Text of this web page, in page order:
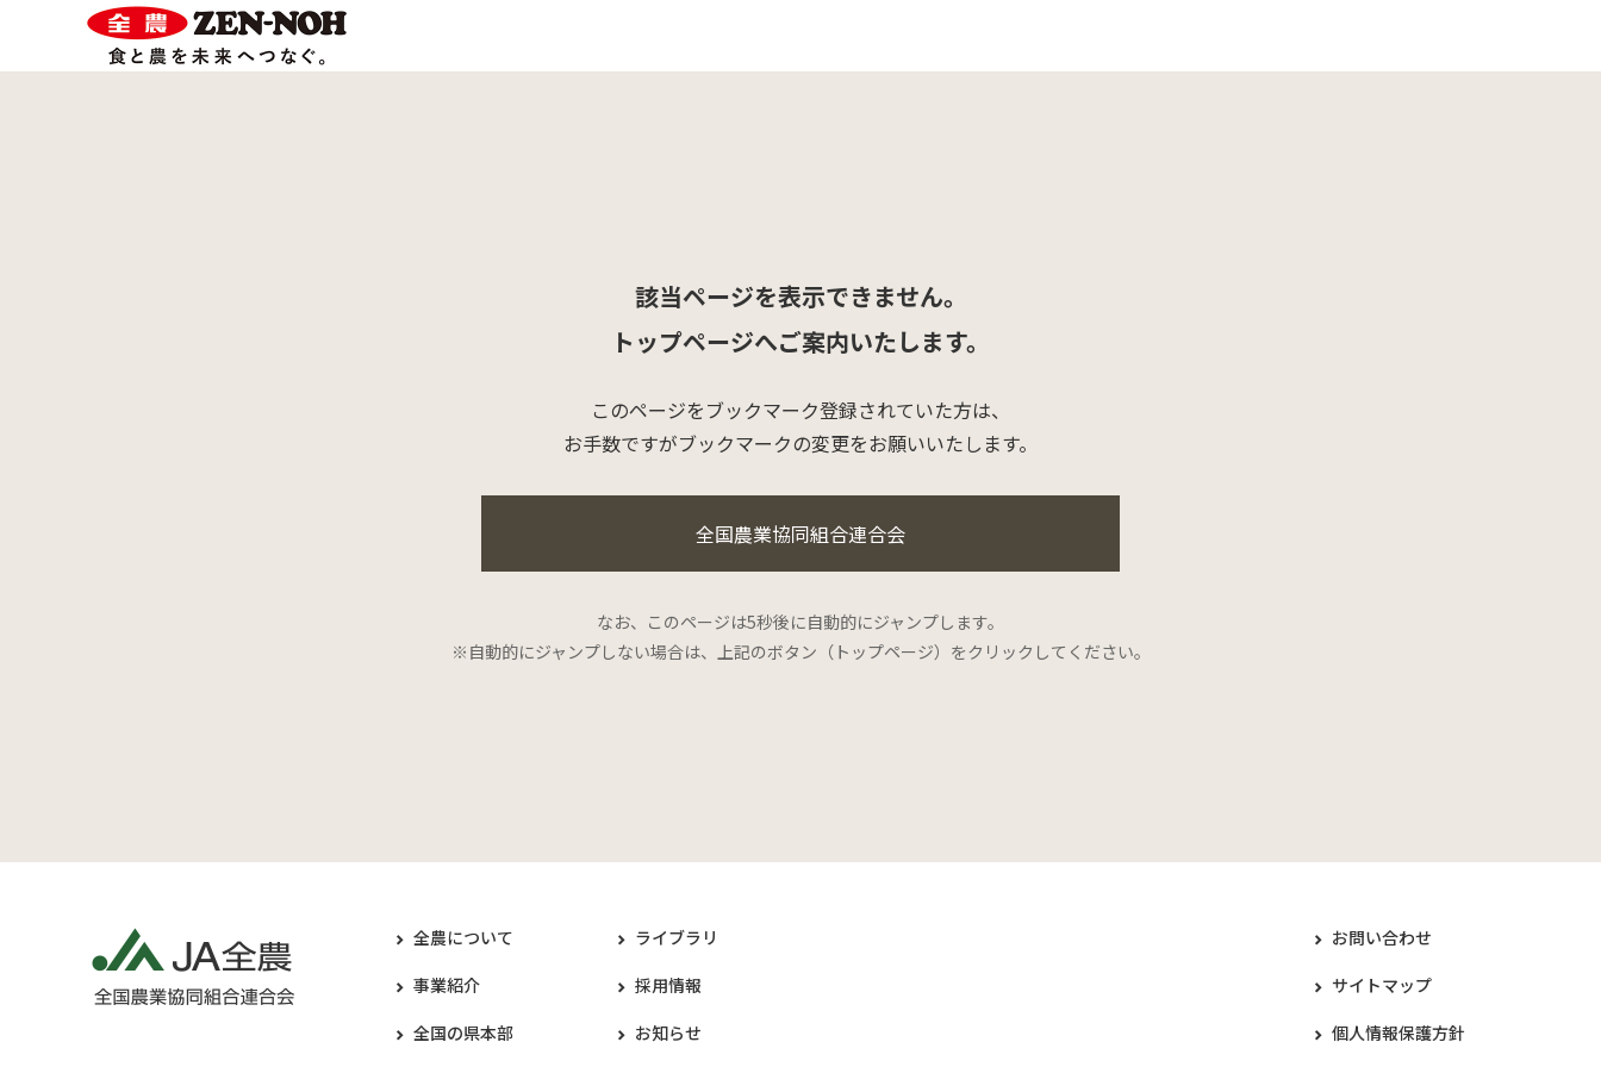
該当ページを表示できません。
トップページへご案内いたします。
このページをブックマーク登録されていた方は、
お手数ですがブックマークの変更をお願いいたします。
全国農業協同組合連合会
なお、このページは5秒後に自動的にジャンプします。
※自動的にジャンプしない場合は、上記のボタン（トップページ）をクリックしてください。
全農について
事業紹介
全国の県本部
ライブラリ
採用情報
お知らせ
お問い合わせ
サイトマップ
個人情報保護方針